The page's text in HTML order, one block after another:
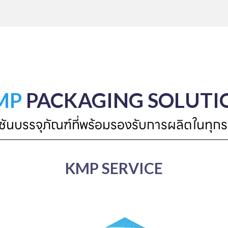
PACKAGING
นบรรจุภัณฑ์ที่พร้อมรองรับการผลิตในทุก
KMP SERVICE